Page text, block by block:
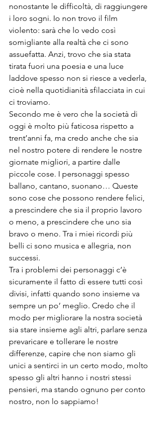
nonostante le difficoltà, di raggiungere
i loro sogni. Io non trovo il film
violento: sarà che lo vedo così
somigliante alla realtà che ci sono
assuefatta. Anzi, trovo che sia stata
tirata fuori una poesia e una luce
laddove spesso non si riesce a vederla,
cioè nella quotidianità sfilacciata in cui
ci troviamo.
Secondo me è vero che la società di
oggi è molto più faticosa rispetto a
trent’anni fa, ma credo anche che sia
nel nostro potere di rendere le nostre
giornate migliori, a partire dalle
piccole cose. I personaggi spesso
ballano, cantano, suonano… Queste
sono cose che possono rendere felici,
a prescindere che sia il proprio lavoro
o meno, a prescindere che uno sia
bravo o meno. Tra i miei ricordi più
belli ci sono musica e allegria, non
successi.
Tra i problemi dei personaggi c’è
sicuramente il fatto di essere tutti così
divisi, infatti quando sono insieme va
sempre un po’ meglio. Credo che il
modo per migliorare la nostra società
sia stare insieme agli altri, parlare senza
prevaricare e tollerare le nostre
differenze, capire che non siamo gli
unici a sentirci in un certo modo, molto
spesso gli altri hanno i nostri stessi
pensieri, ma stando ognuno per conto
nostro, non lo sappiamo!